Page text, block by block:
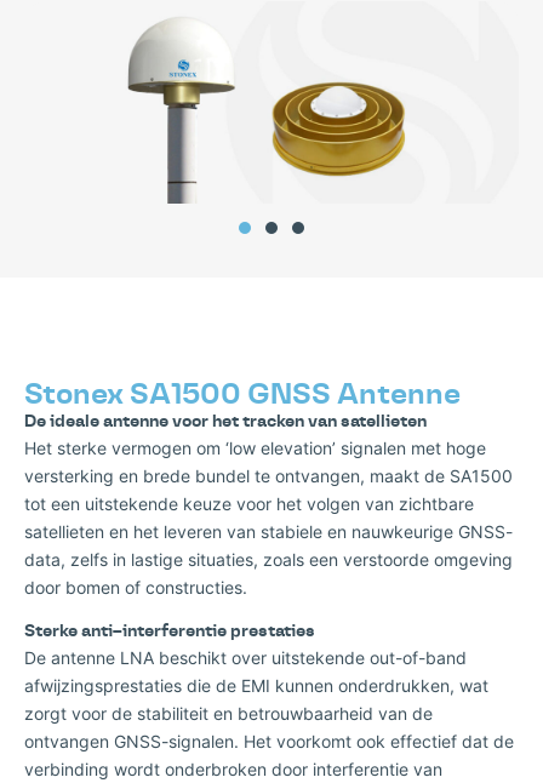
Stonex SA1500 GNSS Antenne
De ideale antenne voor het tracken van satellieten
Het sterke vermogen om ‘low elevation’ signalen met hoge
versterking en brede bundel te ontvangen, maakt de SA1500
tot een uitstekende keuze voor het volgen van zichtbare
satellieten en het leveren van stabiele en nauwkeurige GNSS-
data, zelfs in lastige situaties, zoals een verstoorde omgeving
door bomen of constructies.
Sterke anti–interferentie prestaties
De antenne LNA beschikt over uitstekende out-of-band
afwijzingsprestaties die de EMI kunnen onderdrukken, wat
zorgt voor de stabiliteit en betrouwbaarheid van de
ontvangen GNSS-signalen. Het voorkomt ook effectief dat de
verbinding wordt onderbroken door interferentie van